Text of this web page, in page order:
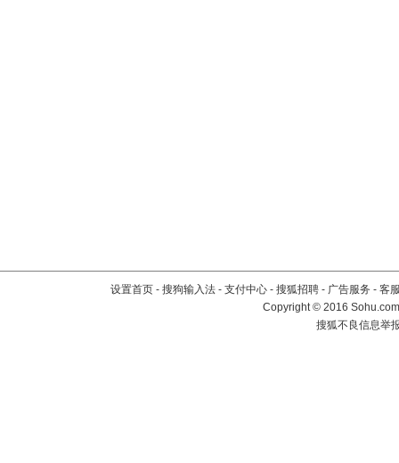
设置首页 - 搜狗输入法 - 支付中心 - 搜狐招聘 - 广告服务 - 客
Copyright©2016
搜狐不良信息举